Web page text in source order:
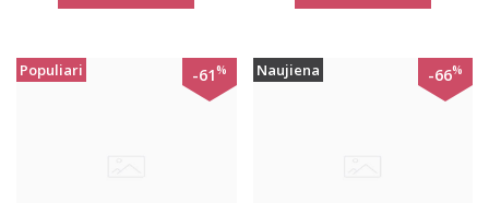
Populiari -61% Naujiena -66%